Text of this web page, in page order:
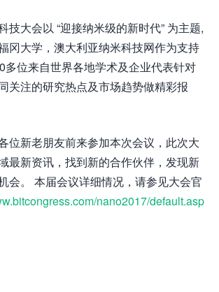
技大会以 “迎接纳米级的新时代” 为主题,
冈大学，澳大利亚纳米科技网作为支持
多位来自世界各地学术及企业代表针对
关注的研究热点及市场趋势做精彩报
位新老朋友前来参加本次会议，此次大
最新资讯，找到新的合作伙伴，发现新
会。 本届会议详细情况，请参见大会官
nano2017/default.asp